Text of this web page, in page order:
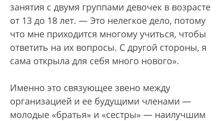
занятия с двумя группами девочек в возрасте
от 13 до 18 лет. — Это нелегкое дело, потому
что мне приходится многому учиться, чтобы
ответить на их вопросы. С другой стороны, я
сама открыла для себя много нового».
Именно это связующее звено между
организацией и ее будущими членами —
молодые «братья» и «сестры» — наилучшим